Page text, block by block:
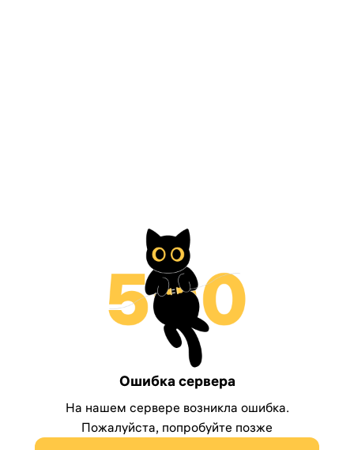
Ошибка сервера
На нашем сервере возникла ошибка.
Пожалуйста, попробуйте позже